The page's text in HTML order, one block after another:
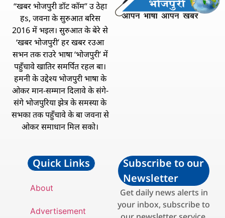
“खबर भोजपुरी डॉट कॉम” उ ठेहा
हs, जवना के सुरुआत बरिस
2016 में भइल। सुरुआत के बेरे से
‘खबर भोजपुरी’ हर खबर रउआ
सभन तक राउरे भाषा ‘भोजपुरी’ में
पहुँचावे खातिर समर्पित रहल बा।
हमनी के उद्देश्य भोजपुरी भाषा के
ओकर मान-सम्मान दिलावे के संगे-
संगे भोजपुरिया झेत्र के समस्या के
सभका तक पहुँचावे के बा जवना से
ओकर समाधान मिल सको।
Quick Links
About
Advertisement
Subscribe to our
Newsletter
Get daily news alerts in
your inbox, subscribe to